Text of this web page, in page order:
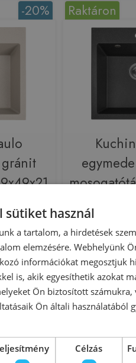
-20%
Ft
Raktáron
49 900 Ft
sütiket használ
a tartalom, a hirdetések
elemzésére. Webhelyünk
információkat megosztjuk
is, akik egyesíthetik azokat
Ön biztosított számukra,
Ön általi használatából
Célzás